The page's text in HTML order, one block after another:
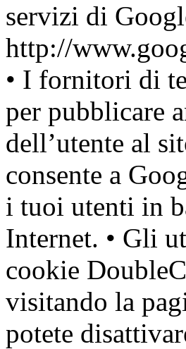
servizi di
http://
• I fornitori di
per pubblicare
dell’utente al
consente a
i tuoi utenti in
Internet. • Gli
cookie
visitando la
potete